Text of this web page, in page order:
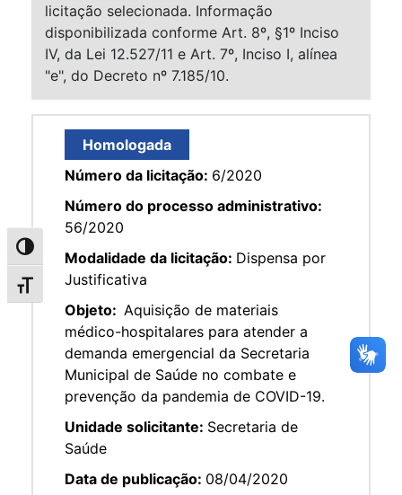
Alternar alto contraste
Alternar tamanho da fonte
licitação selecionada. Informação
disponibilizada conforme Art. 8º, §1º Inciso
IV, da Lei 12.527/11 e Art. 7º, Inciso I, alínea
"e", do Decreto nº 7.185/10.
Homologada
Número da licitação: 6/2020
Número do processo administrativo:
56/2020
Modalidade da licitação: Dispensa por
Justificativa
Objeto: Aquisição de materiais
médico-hospitalares para atender a
demanda emergencial da Secretaria
Municipal de Saúde no combate e
prevenção da pandemia de COVID-19.
Unidade solicitante: Secretaria de
Saúde
Data de publicação: 08/04/2020